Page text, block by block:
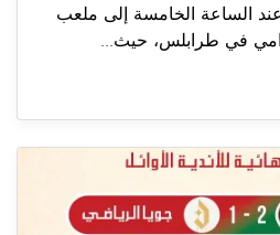
الساعة الخامسة إلى ملعب
في طرابلس، حيث...